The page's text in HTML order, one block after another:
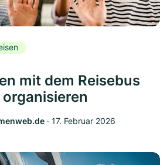
mit dem Reisebus
‧ 17. Februar 2026